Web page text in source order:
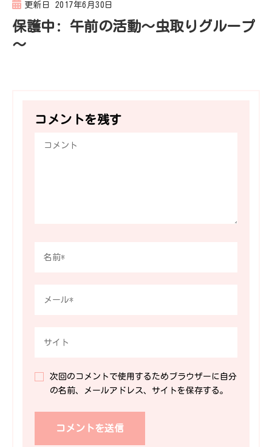
更新日 2017年6月30日
保護中: 午前の活動～虫取りグループ
～
コメントを残す
次回のコメントで使用するためブラウザーに自分
の名前、メールアドレス、サイトを保存する。